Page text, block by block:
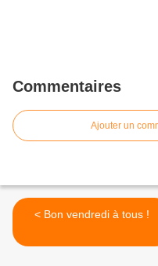
Commentaires
Ajouter un
< Bon vendredi à tous !